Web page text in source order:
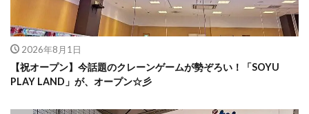
2026年8月1日
【祝オープン】今話題のクレーンゲームが勢ぞろい！「SOYU
PLAY LAND」が、オープン☆彡